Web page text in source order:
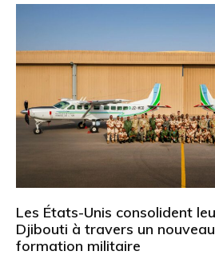
Les États-Unis consolident
Djibouti à travers un
formation militaire